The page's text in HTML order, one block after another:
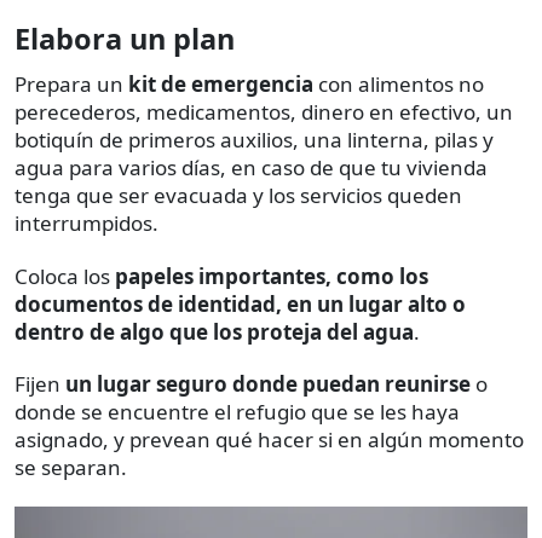
Elabora un plan
Prepara un kit de emergencia con alimentos no
perecederos, medicamentos, dinero en efectivo, un
botiquín de primeros auxilios, una linterna, pilas y
agua para varios días, en caso de que tu vivienda
tenga que ser evacuada y los servicios queden
interrumpidos.
Coloca los papeles importantes, como los
documentos de identidad, en un lugar alto o
dentro de algo que los proteja del agua.
Fijen un lugar seguro donde puedan reunirse o
donde se encuentre el refugio que se les haya
asignado, y prevean qué hacer si en algún momento
se separan.